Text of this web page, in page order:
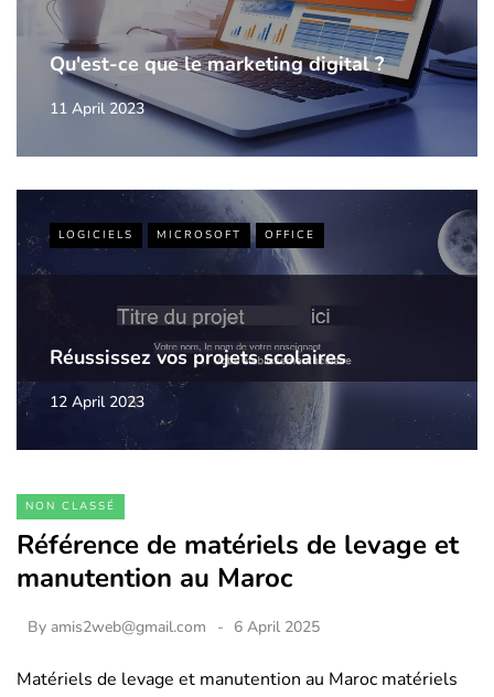
Qu'est-ce que le marketing digital ?
11 April 2023
LOGICIELS MICROSOFT OFFICE
Réussissez vos projets scolaires
12 April 2023
NON CLASSÉ
Référence de matériels de levage et
manutention au Maroc
By amis2web@gmail.com 6 April 2025
Matériels de levage et manutention au Maroc matériels